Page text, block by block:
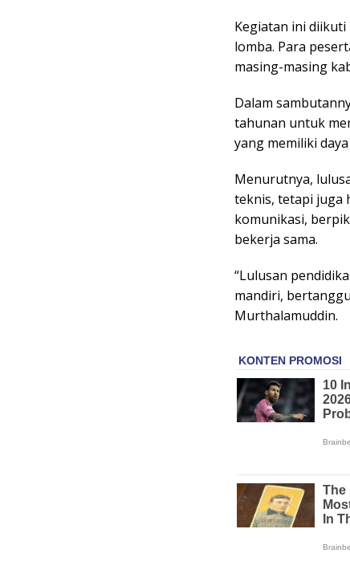
Kegiatan ini diikuti
lomba. Para
masing-masing
Dalam
tahunan untuk
yang memiliki
Menurutnya,
teknis, tetapi juga
komunikasi,
bekerja sama.
“Lulusan
mandiri,
Murthalamuddin.